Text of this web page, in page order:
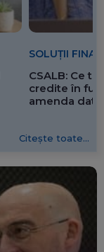
SOLUȚII
CSALB: Ce
credite în
amenda
Citește toate...